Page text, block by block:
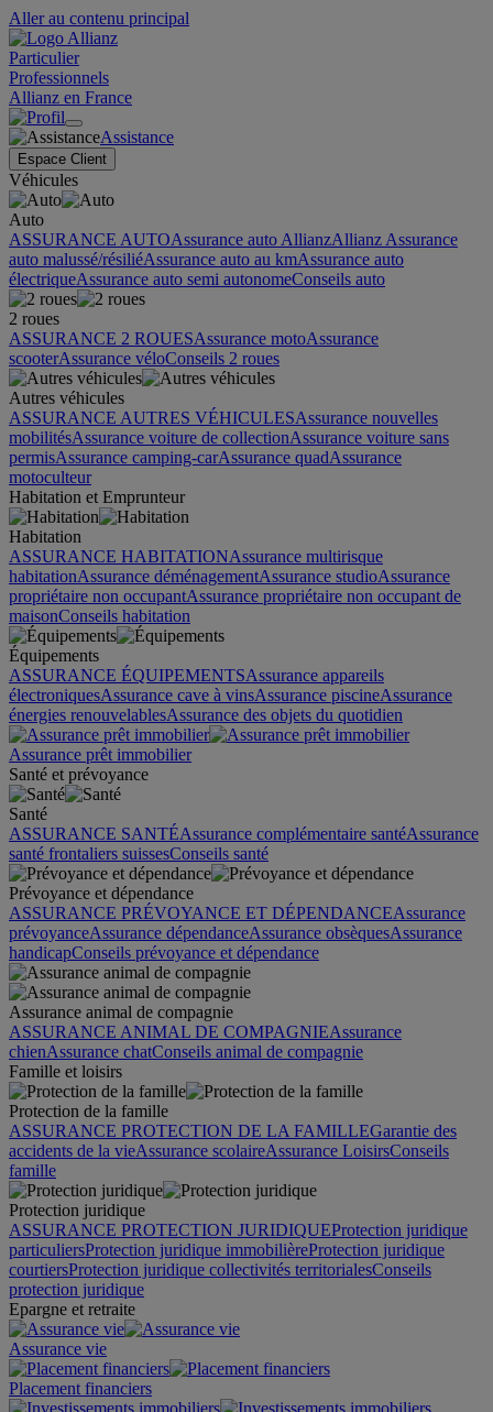
Aller au contenu principal
Particulier
Professionnels
Allianz en France
Assistance
Espace Client
Véhicules
Auto
ASSURANCE AUTOAssurance auto AllianzAllianz Assurance
auto malussé/résiliéAssurance auto au kmAssurance auto
électriqueAssurance auto semi autonomeConseils auto
2 roues
ASSURANCE 2 ROUESAssurance motoAssurance
scooterAssurance véloConseils 2 roues
Autres véhicules
ASSURANCE AUTRES VÉHICULESAssurance nouvelles
mobilitésAssurance voiture de collectionAssurance voiture sans
permisAssurance camping-carAssurance quadAssurance
motoculteur
Habitation et Emprunteur
Habitation
ASSURANCE HABITATIONAssurance multirisque
habitationAssurance déménagementAssurance studioAssurance
propriétaire non occupantAssurance propriétaire non occupant de
maisonConseils habitation
Équipements
ASSURANCE ÉQUIPEMENTSAssurance appareils
électroniquesAssurance cave à vinsAssurance piscineAssurance
énergies renouvelablesAssurance des objets du quotidien
Assurance prêt immobilier
Santé et prévoyance
Santé
ASSURANCE SANTÉAssurance complémentaire santéAssurance
santé frontaliers suissesConseils santé
Prévoyance et dépendance
ASSURANCE PRÉVOYANCE ET DÉPENDANCEAssurance
prévoyanceAssurance dépendanceAssurance obsèquesAssurance
handicapConseils prévoyance et dépendance
Assurance animal de compagnie
ASSURANCE ANIMAL DE COMPAGNIEAssurance
chienAssurance chatConseils animal de compagnie
Famille et loisirs
Protection de la famille
ASSURANCE PROTECTION DE LA FAMILLEGarantie des
accidents de la vieAssurance scolaireAssurance LoisirsConseils
famille
Protection juridique
ASSURANCE PROTECTION JURIDIQUEProtection juridique
particuliersProtection juridique immobilièreProtection juridique
courtiersProtection juridique collectivités territorialesConseils
protection juridique
Epargne et retraite
Assurance vie
Placement financiers